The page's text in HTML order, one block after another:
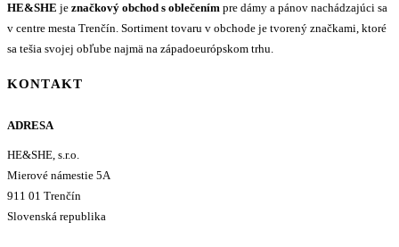
HE&SHE je značkový obchod s oblečením pre dámy a pánov nachádzajúci sa
v centre mesta Trenčín. Sortiment tovaru v obchode je tvorený značkami, ktoré
sa tešia svojej obľube najmä na západoeurópskom trhu.
KONTAKT
ADRESA
HE&SHE, s.r.o.
Mierové námestie 5A
911 01 Trenčín
Slovenská republika